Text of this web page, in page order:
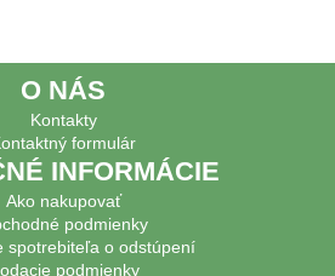
O NÁS
Kontakty
formulár
INFORMÁCIE
Ako nakupovať
podmienky
spotrebiteľa o odstúpení
podmienky